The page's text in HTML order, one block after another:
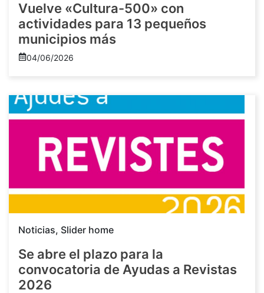
Vuelve «Cultura-500» con
actividades para 13 pequeños
municipios más
04/06/2026
Noticias, Slider home
Se abre el plazo para la
convocatoria de Ayudas a Revistas
2026